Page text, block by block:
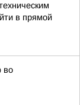
в прямой
во